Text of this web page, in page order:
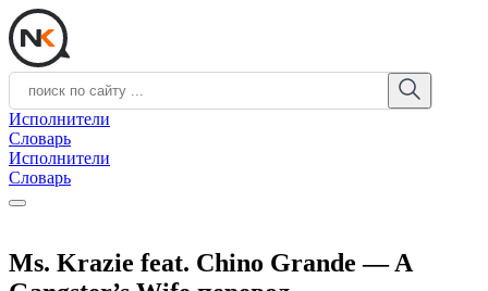
Исполнители
Словарь
Исполнители
Словарь
Ms. Krazie feat. Chino Grande — A